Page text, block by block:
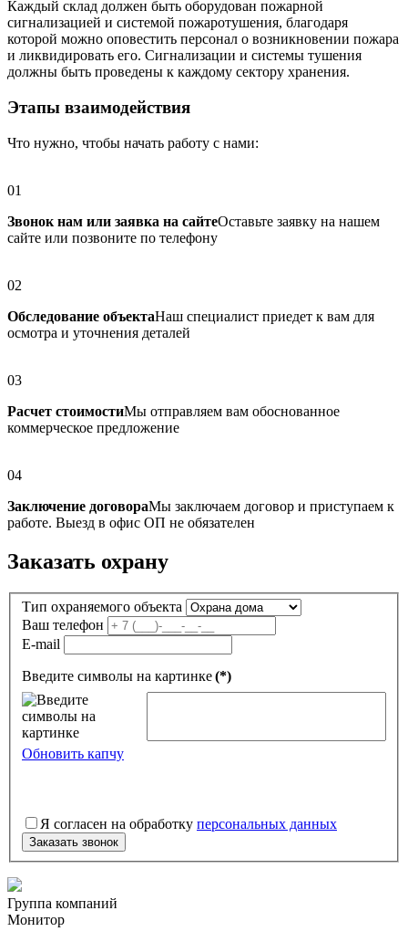
Каждый склад должен быть оборудован пожарной
сигнализацией и системой пожаротушения, благодаря
которой можно оповестить персонал о возникновении пожара
и ликвидировать его. Сигнализации и системы тушения
должны быть проведены к каждому сектору хранения.
Этапы взаимодействия
Что нужно, чтобы начать работу с нами:
01
Звонок нам или заявка на сайтеОставьте заявку на нашем
сайте или позвоните по телефону
02
Обследование объектаНаш специалист приедет к вам для
осмотра и уточнения деталей
03
Расчет стоимостиМы отправляем вам обоснованное
коммерческое предложение
04
Заключение договораМы заключаем договор и приступаем к
работе. Выезд в офис ОП не обязателен
Заказать охрану
Тип охраняемого объекта
Ваш телефон
E-mail
Введите символы на картинке(*)
Обновить капчу
Я согласен на обработку персональных данных
Заказать звонок
Группа компаний
Монитор